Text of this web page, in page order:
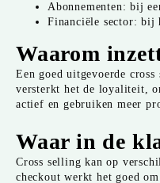
Abonnementen: bij
Financiële sector: bij
Waarom
Een goed uitgevoerde
versterkt het de loyaliteit,
actief en gebruiken meer
Waar in de
Cross selling kan op
checkout werkt het goed